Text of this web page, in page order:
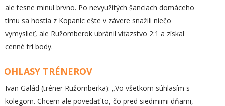
ale tesne minul brvno. Po nevyužitých šanciach domáceho
tímu sa hostia z Kopaníc ešte v závere snažili niečo
vymyslieť, ale Ružomberok ubránil víťazstvo 2:1 a získal
cenné tri body.
OHLASY TRÉNEROV
Ivan Galád (tréner Ružomberka): „Vo všetkom súhlasím s
kolegom. Chcem ale povedať to, čo pred siedmimi dňami,